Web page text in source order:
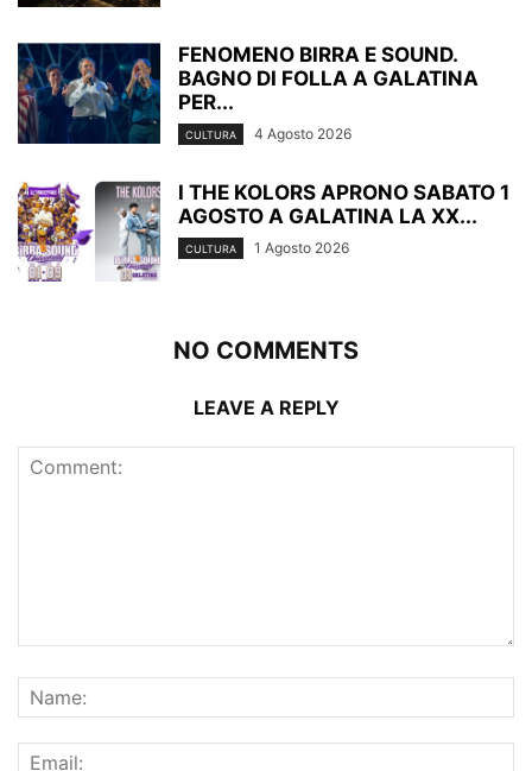
FENOMENO BIRRA E SOUND.
BAGNO DI FOLLA A GALATINA
PER...
CULTURA 4 Agosto 2026
I THE KOLORS APRONO SABATO 1
AGOSTO A GALATINA LA XX...
CULTURA 1 Agosto 2026
NO COMMENTS
LEAVE A REPLY